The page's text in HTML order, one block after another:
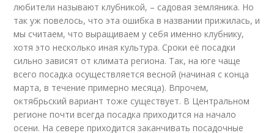
любители называют клубникой, – садовая земляника. Но
так уж повелось, что эта ошибка в названии прижилась, и
мы считаем, что выращиваем у себя именно клубнику,
хотя это несколько иная культура. Сроки её посадки
сильно зависят от климата региона. Так, на юге чаще
всего посадка осуществляется весной (начиная с конца
марта, в течение примерно месяца). Впрочем,
октябрьский вариант тоже существует. В Центральном
регионе почти всегда посадка приходится на начало
осени. На севере приходится заканчивать посадочные